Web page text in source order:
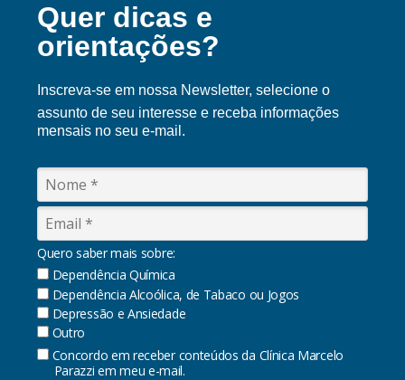
Quer dicas e
orientações?
Inscreva-se em nossa Newsletter, selecione o
assunto de seu interesse e receba informações
mensais no seu e-mail.
Quero saber mais sobre:
Dependência Química
Dependência Alcoólica, de Tabaco ou Jogos
Depressão e Ansiedade
Outro
Concordo em receber conteúdos da Clínica Marcelo
Parazzi em meu e-mail.